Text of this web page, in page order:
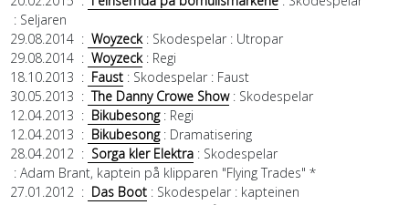
: Seljaren
29.08.2014: Woyzeck: Skodespelar: Utropar
29.08.2014: Woyzeck: Regi
18.10.2013 : Faust: Skodespelar: Faust
30.05.2013 : The Danny Crowe Show: Skodespelar
12.04.2013 : Bikubesong: Regi
12.04.2013 : Bikubesong: Dramatisering
28.04.2012: Sorga kler Elektra: Skodespelar
: Adam Brant, kaptein på klipparen "Flying Trades" *
27.01.2012: Das Boot: Skodespelar: kapteinen